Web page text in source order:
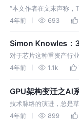
“本文作者在文末声称
展(scale out）问题。我
4年前 693
Simon Knowles：
兽公司，AI芯片创
对于芯片这种重资产行
事，可能更考验对长期
非常典型的连续创业者
很有发言权。
4年前 1.1k
GPU架构变迁之AI
技术脉络的演进，总是
时刻，回溯其源起和演
4年前 899